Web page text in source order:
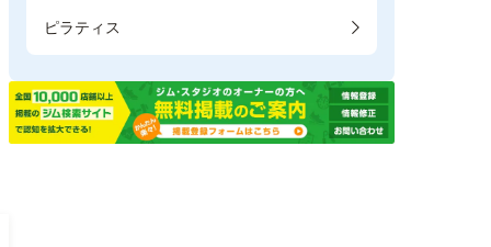
ピラティス